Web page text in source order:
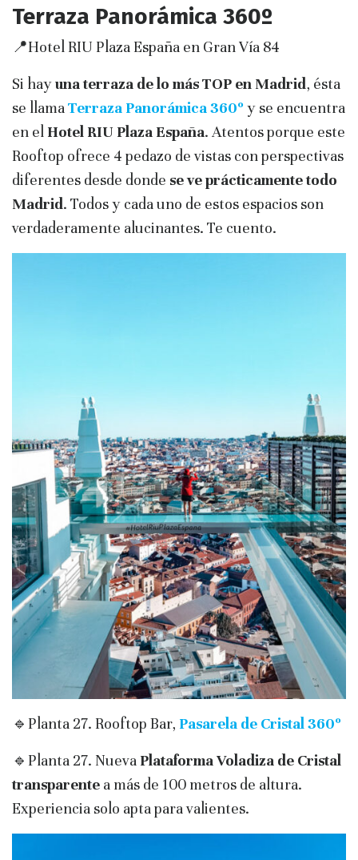
Terraza Panorámica 360º
📍Hotel RIU Plaza España en Gran Vía 84
Si hayuna terraza de lo más TOP en Madrid, ésta
se llamaTerraza Panorámica 360º y se encuentra
en el Hotel RIU Plaza España. Atentos porque este
Rooftop ofrece 4 pedazo de vistas con perspectivas
diferentes desde donde se ve prácticamente todo
Madrid. Todos y cada uno de estos espacios son
verdaderamente alucinantes. Te cuento.
🔹Planta 27. Rooftop Bar, Pasarela de Cristal 360º
🔹Planta 27. Nueva Plataforma Voladiza de Cristal
transparente a más de 100 metros de altura.
Experiencia solo apta para valientes.